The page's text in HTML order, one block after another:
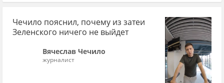
Донбасс Владимир Зеленский Владимир Путин
Чечило пояснил, почему из затеи
Зеленского ничего не выйдет
Вячеслав Чечило
журналист